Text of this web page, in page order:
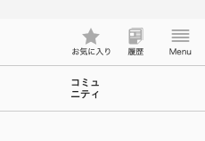
コミュ
ニティ